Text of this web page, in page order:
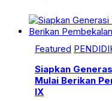
Featured
Siapkan
Mulai Berikan
IX